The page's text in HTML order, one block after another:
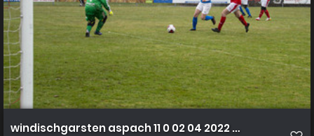
windischgarsten aspach 11 0 02 04 2022 20